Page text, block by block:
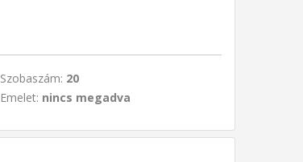
Szobaszám: 20
Emelet: nincs megadva